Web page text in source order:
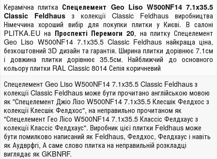
Керамічна плитка Спецелемент Geo Liso W500NF14 7.1x35.5
Classic Feldhaus з колекції Classic Feldhaus виробництва
Німеччина хороший вибір для покупки плитки у Києві. В салоні
PLITKA.EU на Проспекті Перемоги 20, на плитку Спецелемент
Geo Liso W500NF14 7.1x35.5 Classic Feldhaus найкраща ціна,
безкоштовний 3D дизайн та гарантія. Ширина плитки дорівнює 7.1см
і довжина плитки дорівнює 35.5см. Найближчий до основного
кольору плитки RAL Classic 8014 Сепія коричневий
Спецелемент Geo Liso W500NF14 7.1x35.5 Classic Feldhaus з
колекції Classic Feldhaus може бути прочитано англійською мовою
як "Спецелемент Джіо Лізо W500NF14 7.1x35.5 Клесшік Фелдхос з
колекції Клесшік Фелдхос", на неправильно прочитаном як
"Спецелемент Гео Лісо W500NF14 7.1x35.5 Классіс Фелдхаус з
колекції Классіс Фелдхаус". Виробник цієї плитки Feldhaus може
бути помилково написаний як Feldhaus, Фелдхос, Фелдхаус і навіть
як Аудврфгі, А саме слово плитка на неправильній розкладці
виглядає як GKBNRF.